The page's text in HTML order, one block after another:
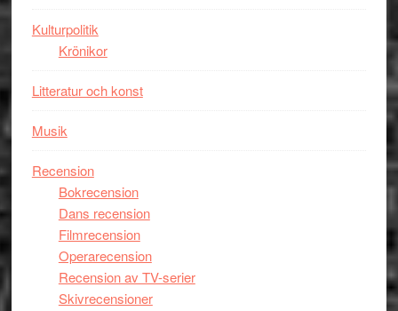
Kulturpolitik
Krönikor
Litteratur och konst
Musik
Recension
Bokrecension
Dans recension
Filmrecension
Operarecension
Recension av TV-serier
Skivrecensioner